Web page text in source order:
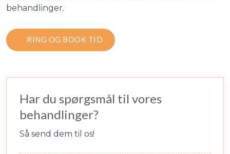
behandlinger.
RING OG BOOK TID
Har du spørgsmål til vores
behandlinger?
Så send dem til os!